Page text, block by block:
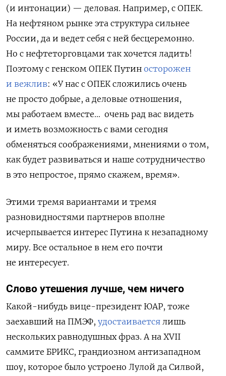
(и интонации) — деловая. Например, с ОПЕК.
На нефтяном рынке эта структура сильнее
России, да и ведет себя с ней бесцеремонно.
Но с нефтеторговцами так хочется ладить!
Поэтому с генском ОПЕК Путин осторожен
и вежлив: «У нас с ОПЕК сложились очень
не просто добрые, а деловые отношения,
мы работаем вместе… очень рад вас видеть
и иметь возможность с вами сегодня
обменяться соображениями, мнениями о том,
как будет развиваться и наше сотрудничество
в это непростое, прямо скажем, время».
Этими тремя вариантами и тремя
разновидностями партнеров вполне
исчерпывается интерес Путина к незападному
миру. Все остальное в нем его почти
не интересует.
Слово утешения лучше, чем ничего
Какой-нибудь вице-президент ЮАР, тоже
заехавший на ПМЭФ, удостаивается лишь
нескольких равнодушных фраз. А на XVII
саммите БРИКС, грандиозном антизападном
шоу, которое было устроено Лулой да Силвой,